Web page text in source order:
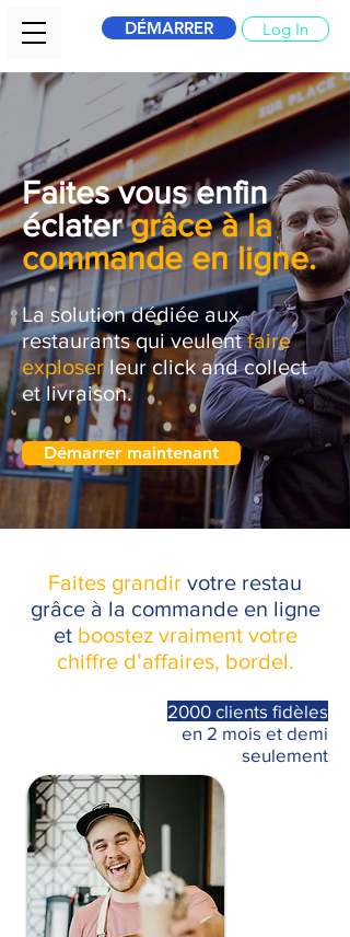
Log In
DÉMARRER
Faites grandir votre restau
grâce à la commande en ligne
et boostez vraiment votre
chiffre d’affaires, bordel.
2000 clients fidèles
en 2 mois et demi
seulement
Faites vous enfin
éclatergrâce à la
commande en ligne.
La solution dédiée aux
restaurants qui veulentfaire
exploserleur click and collect
et livraison.
Démarrer maintenant